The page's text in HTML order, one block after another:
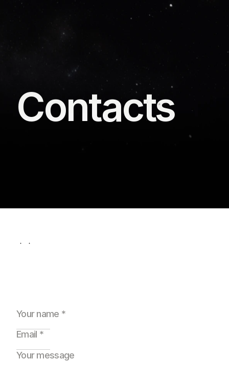
Contacts